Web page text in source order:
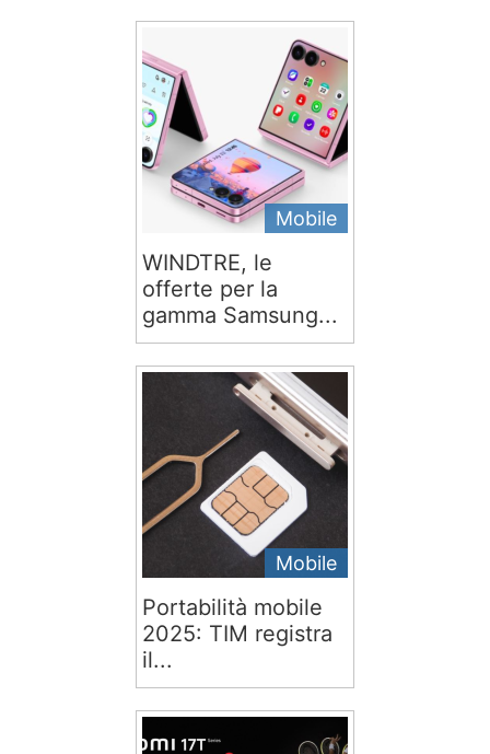
Mobile
WINDTRE, le
offerte per la
gamma Samsung...
Mobile
Portabilità mobile
2025: TIM registra
il...